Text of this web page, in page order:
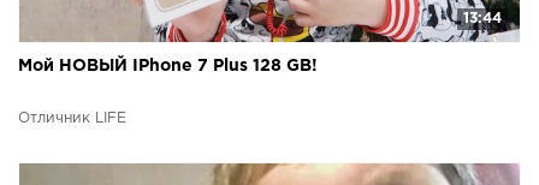
13:44
Мой НОВЫЙ IPhone 7 Plus 128 GB!
Отличник LIFE